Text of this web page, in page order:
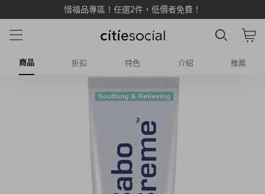
惜福品專區！任選2件，低價者免費！
商品 折扣 特色 介紹 推薦